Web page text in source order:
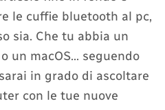
le cuffie bluetooth al pc,
sia. Che tu abbia un
un macOS… seguendo
in grado di ascoltare
con le tue nuove